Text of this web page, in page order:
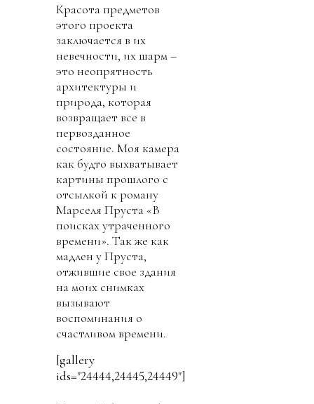
Красота предметов
этого проекта
заключается в их
невечности, их шарм –
это неопрятность
архитектуры и
природа, которая
возвращает все в
первозданное
состояние. Моя камера
как будто выхватывает
картины прошлого с
отсылкой к роману
Марселя Пруста «В
поисках утраченного
времени». Так же как
мадлен у Пруста,
отжившие свое здания
на моих снимках
вызывают
воспоминания о
счастливом времени.
[gallery
ids="24444,24445,24449"]